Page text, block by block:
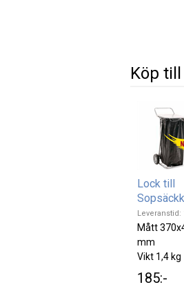
Köp till
Lock till
Leveranstid:
Mått
mm
Vikt 1,4 kg
185:-